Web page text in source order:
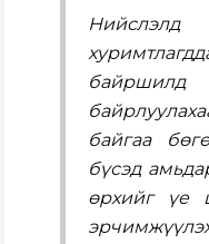
байгаа
бүсэд
өрхийг үе